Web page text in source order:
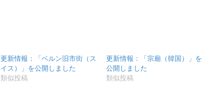
更新情報：「ベルン旧市街（ス
イス）」を公開しました
類似投稿
更新情報：「宗廟（韓国）」を
公開しました
類似投稿